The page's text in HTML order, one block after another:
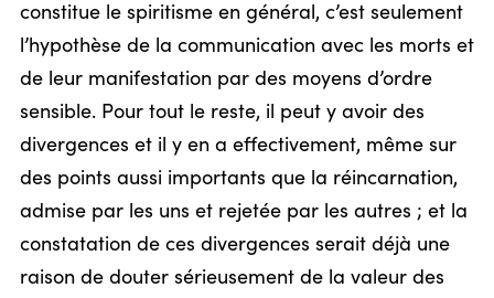
constitue le spiritisme en général, c’est seulement
l’hypothèse de la communication avec les morts et
de leur manifestation par des moyens d’ordre
sensible. Pour tout le reste, il peut y avoir des
divergences et il y en a effectivement, même sur
des points aussi importants que la réincarnation,
admise par les uns et rejetée par les autres ; et la
constatation de ces divergences serait déjà une
raison de douter sérieusement de la valeur des